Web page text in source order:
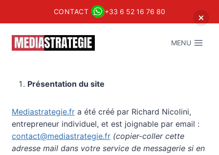
CONTACT +33 6 52 16 76 80
contenu
MENU
Présentation du site
Mediastrategie.fr a été créé par Richard Nicolini,
entrepreneur individuel, et est joignable par email :
contact@mediastrategie.fr (copier-coller cette
adresse mail dans votre service de messagerie si en